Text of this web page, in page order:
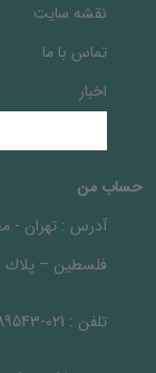
نقشه سایت
تماس با ما
اخبار
حساب من
آدرس : تهران -
فلسطين – پلاك 380
تلفن : 021-88989543 , 021-88961303